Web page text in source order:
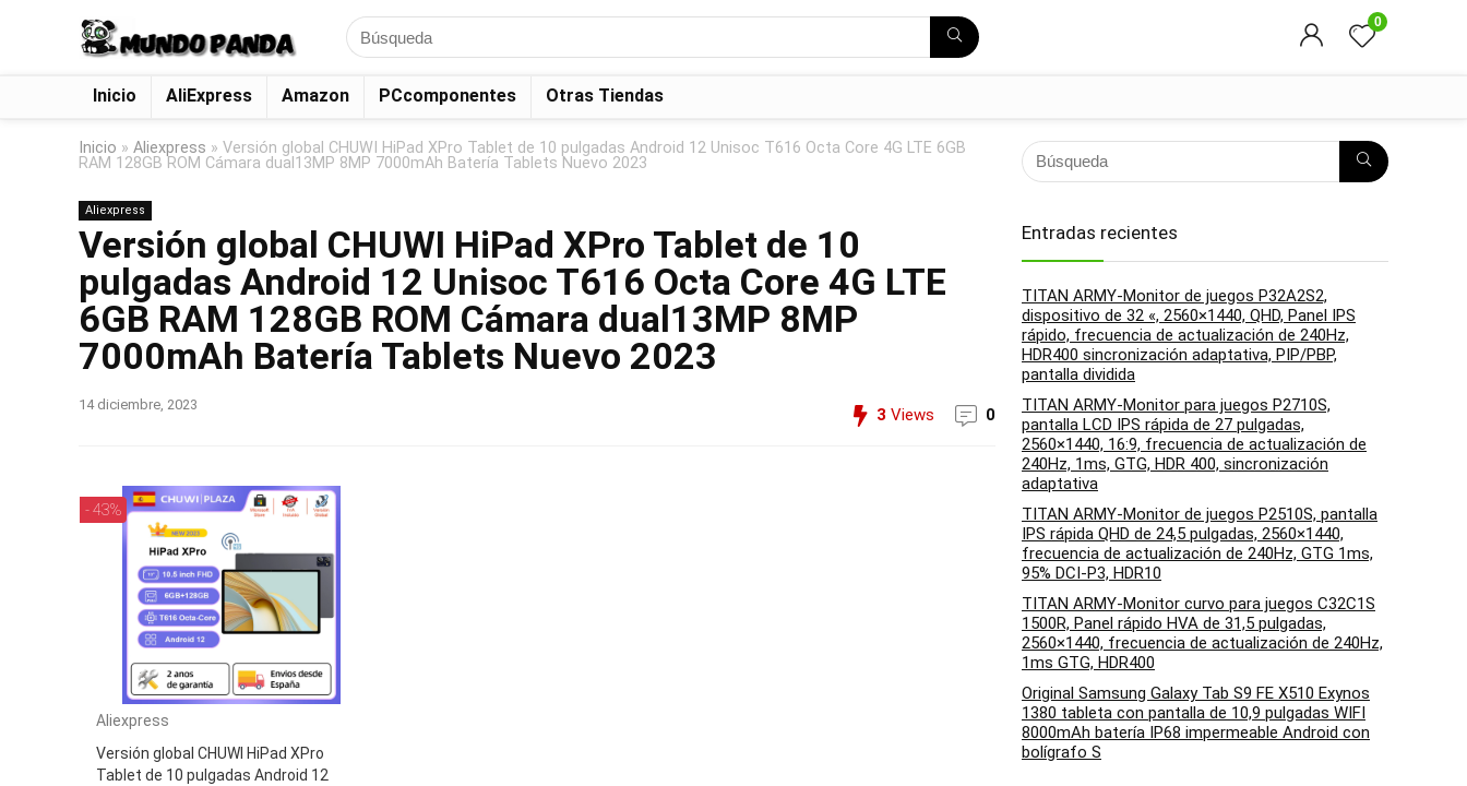
Search
for:
0
Inicio AliExpress Amazon PCcomponentes Otras Tiendas
Inicio » Aliexpress » Versión global CHUWI HiPad XPro Tablet de 10 pulgadas Android 12 Unisoc T616 Octa Core 4G LTE 6GB
RAM 128GB ROM Cámara dual13MP 8MP 7000mAh Batería Tablets Nuevo 2023
Aliexpress
Versión global CHUWI HiPad XPro Tablet de 10
pulgadas Android 12 Unisoc T616 Octa Core 4G LTE
6GB RAM 128GB ROM Cámara dual13MP 8MP
7000mAh Batería Tablets Nuevo 2023
14 diciembre, 2023
3 Views 0
- 43%
Aliexpress
Versión global CHUWI HiPad XPro
Tablet de 10 pulgadas Android 12
Entradas recientes
TITAN ARMY-Monitor de juegos P32A2S2,
dispositivo de 32 «, 2560×1440, QHD, Panel IPS
rápido, frecuencia de actualización de 240Hz,
HDR400 sincronización adaptativa, PIP/PBP,
pantalla dividida
TITAN ARMY-Monitor para juegos P2710S,
pantalla LCD IPS rápida de 27 pulgadas,
2560×1440, 16:9, frecuencia de actualización de
240Hz, 1ms, GTG, HDR 400, sincronización
adaptativa
TITAN ARMY-Monitor de juegos P2510S, pantalla
IPS rápida QHD de 24,5 pulgadas, 2560×1440,
frecuencia de actualización de 240Hz, GTG 1ms,
95% DCI-P3, HDR10
TITAN ARMY-Monitor curvo para juegos C32C1S
1500R, Panel rápido HVA de 31,5 pulgadas,
2560×1440, frecuencia de actualización de 240Hz,
1ms GTG, HDR400
Original Samsung Galaxy Tab S9 FE X510 Exynos
1380 tableta con pantalla de 10,9 pulgadas WIFI
8000mAh batería IP68 impermeable Android con
bolígrafo S